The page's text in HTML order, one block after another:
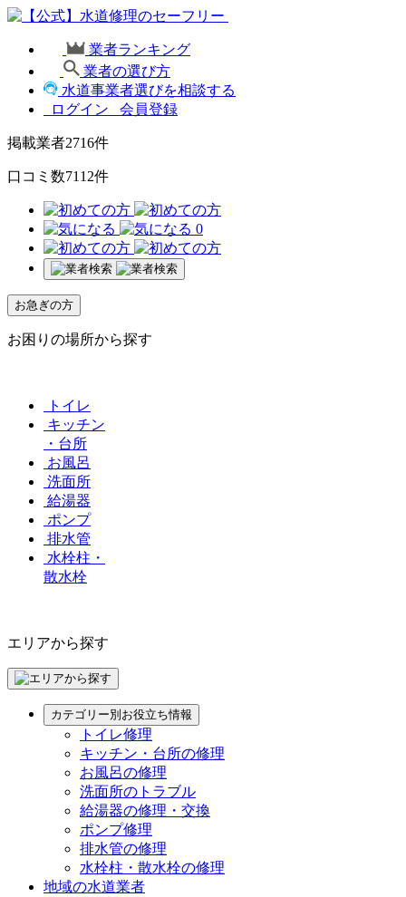
業者ランキング
業者の選び方
水道事業者選びを相談する
ログイン
会員登録
掲載業者2716件
口コミ数7112件
0
お急ぎの方
お困りの場所から探す
トイレ
キッチン
・台所
お風呂
洗面所
給湯器
ポンプ
排水管
水栓柱・
散水栓
エリアから探す
カテゴリー別お役立ち情報
トイレ修理
キッチン・台所の修理
お風呂の修理
洗面所のトラブル
給湯器の修理・交換
ポンプ修理
排水管の修理
水栓柱・散水栓の修理
地域の水道業者